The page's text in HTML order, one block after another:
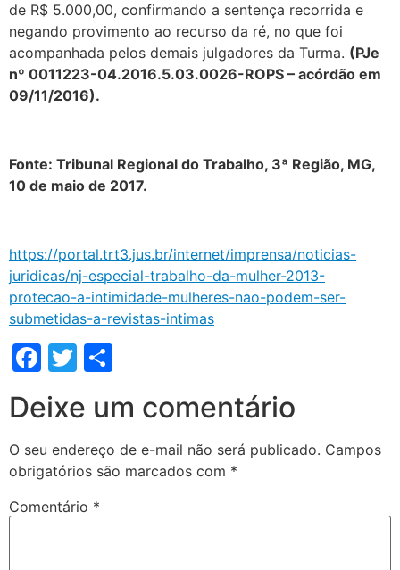
de R$ 5.000,00, confirmando a sentença recorrida e
negando provimento ao recurso da ré, no que foi
acompanhada pelos demais julgadores da Turma. (PJe
nº 0011223-04.2016.5.03.0026-ROPS – acórdão em
09/11/2016).
Fonte: Tribunal Regional do Trabalho, 3ª Região, MG,
10 de maio de 2017.
https://portal.trt3.jus.br/internet/imprensa/noticias-
juridicas/nj-especial-trabalho-da-mulher-2013-
protecao-a-intimidade-mulheres-nao-podem-ser-
submetidas-a-revistas-intimas
Facebook
Twitter
Deixe um comentário
O seu endereço de e-mail não será publicado. Campos
obrigatórios são marcados com *
Comentário *